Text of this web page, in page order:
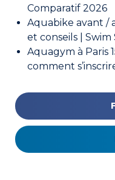
Comparatif 2026
Aquabike avant /
et conseils | Swim
Aquagym à Paris
comment